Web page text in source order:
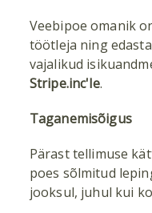
Veebipoe omanik
töötleja ning
vajalikud
Stripe.inc'le.
Taganemisõigus
Pärast tellimuse
poes sõlmitud
jooksul, juhul kui